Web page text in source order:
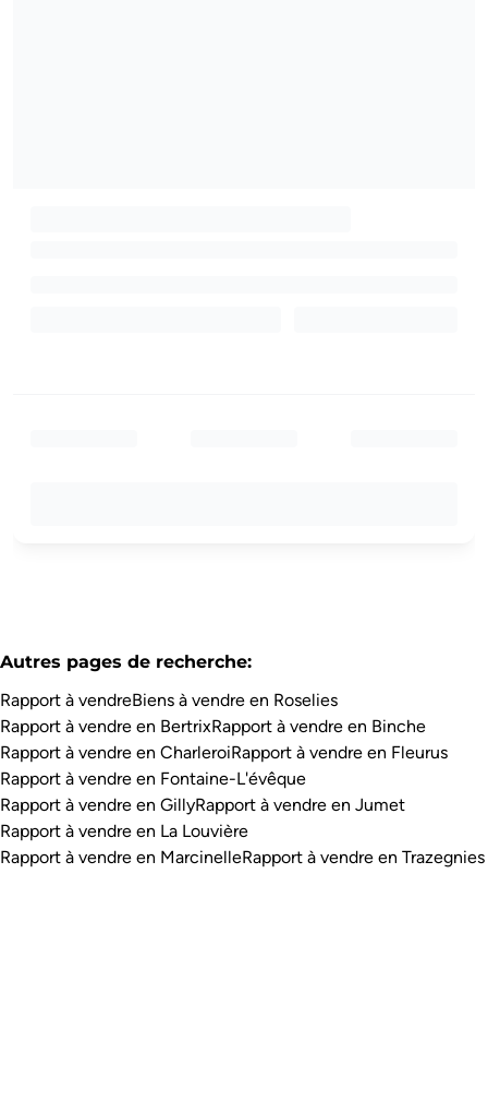
Autres pages de recherche:
Rapport à vendreBiens à vendre en Roselies
Rapport à vendre en BertrixRapport à vendre en Binche
Rapport à vendre en CharleroiRapport à vendre en Fleurus
Rapport à vendre en Fontaine-L'évêque
Rapport à vendre en GillyRapport à vendre en Jumet
Rapport à vendre en La Louvière
Rapport à vendre en MarcinelleRapport à vendre en Trazegnies